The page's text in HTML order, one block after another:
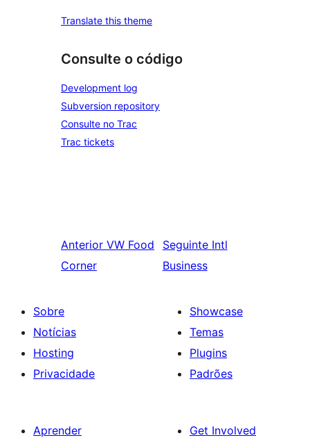
Translate this theme
Consulte o código
Development log
Subversion repository
Consulte no Trac
Trac tickets
Anterior VW Food
Corner
Seguinte Intl
Business
Sobre
Notícias
Hosting
Privacidade
Showcase
Temas
Plugins
Padrões
Aprender
Get Involved